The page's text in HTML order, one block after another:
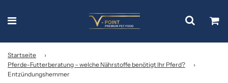
Startseite
›
Pferde-Futterberatung – welche Nährstoffe benötigt Ihr Pferd?
›
Entzündungshemmer